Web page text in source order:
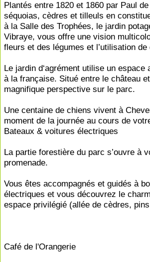
Plantés entre 1820 et 1860 par Paul
séquoias, cèdres et tilleuls en
à la Salle des Trophées, le jardin
Vibraye, vous offre une vision
fleurs et des légumes et l’utilisation
Le jardin d‘agrément utilise un
à la française. Situé entre le château
magnifique perspective sur le parc.
Une centaine de chiens vivent à
moment de la journée au cours de
Bateaux & voitures électriques
La partie forestière du parc s’ouvre à
promenade.
Vous êtes accompagnés et guidés à
électriques et vous découvrez le
espace privilégié (allée de cèdres,
Café de l'Orangerie